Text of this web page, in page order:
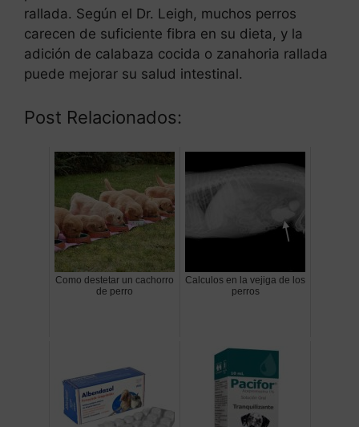
rallada. Según el Dr. Leigh, muchos perros
carecen de suficiente fibra en su dieta, y la
adición de calabaza cocida o zanahoria rallada
puede mejorar su salud intestinal.
Post Relacionados:
Como destetar un cachorro
de perro
Calculos en la vejiga de los
perros